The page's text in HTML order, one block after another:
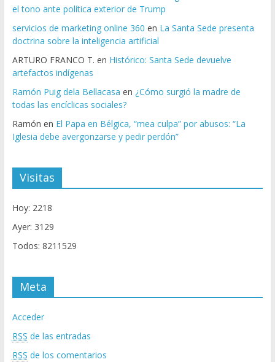
el tono ante política exterior de Trump
servicios de marketing online 360 en La Santa Sede presenta
doctrina sobre la inteligencia artificial
ARTURO FRANCO T. en Histórico: Santa Sede devuelve
artefactos indígenas
Ramón Puig dela Bellacasa en ¿Cómo surgió la madre de
todas las encíclicas sociales?
Ramón en El Papa en Bélgica, “mea culpa” por abusos: “La
Iglesia debe avergonzarse y pedir perdón”
Visitas
Hoy: 2218
Ayer: 3129
Todos: 8211529
Meta
Acceder
RSS de las entradas
RSS de los comentarios